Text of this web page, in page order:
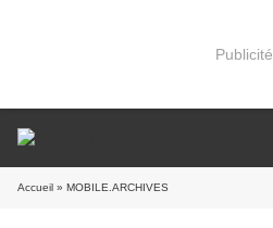
Publicité
Accueil » MOBILE.ARCHIVES